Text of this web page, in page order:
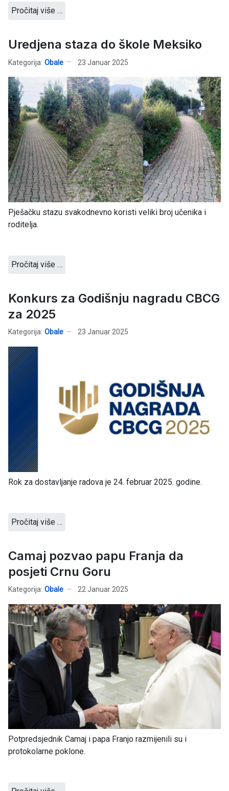
Pročitaj više …
Uredjena staza do škole Meksiko
Kategorija: Obale 23 Januar 2025
Pješačku stazu svakodnevno koristi veliki broj učenika i
roditelja.
Pročitaj više …
Konkurs za Godišnju nagradu CBCG
za 2025
Kategorija: Obale 23 Januar 2025
Rok za dostavljanje radova je 24. februar 2025. godine.
Pročitaj više …
Camaj pozvao papu Franja da
posjeti Crnu Goru
Kategorija: Obale 22 Januar 2025
Potpredsjednik Camaj i papa Franjo razmijenili su i
protokolarne poklone.